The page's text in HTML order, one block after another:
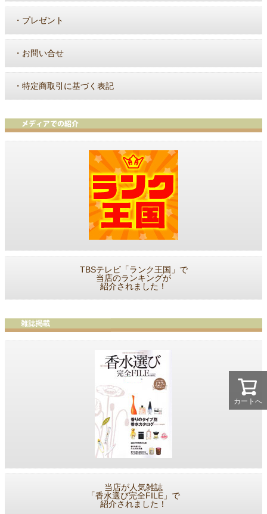
カートへ
・ プレゼント
・ お問い合せ
・ 特定商取引に基づく表記
TBSテレビ「ランク王国」で
当店のランキングが
紹介されました！
当店が人気雑誌
「香水選び完全FILE」で
紹介されました！